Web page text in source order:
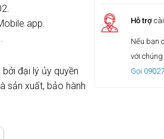
app.
đại lý ủy quyền
sản xuất, bảo hành
Hỗ trợcài
Nếu bạn
với chúng
Gọi